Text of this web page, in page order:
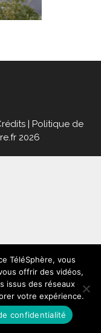
| Politique de
2026
TéléSphère, vous
offrir des vidéos,
issus des réseaux
votre expérience.
confidentialité